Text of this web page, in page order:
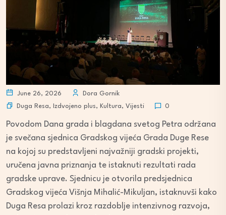
June 26, 2026
Dora Gornik
Duga Resa, Izdvojeno plus, Kultura, Vijesti 0
Povodom Dana grada i blagdana svetog Petra održana
je svečana sjednica Gradskog vijeća Grada Duge Rese
na kojoj su predstavljeni najvažniji gradski projekti,
uručena javna priznanja te istaknuti rezultati rada
gradske uprave. Sjednicu je otvorila predsjednica
Gradskog vijeća Višnja Mihalić-Mikuljan, istaknuvši kako
Duga Resa prolazi kroz razdoblje intenzivnog razvoja,